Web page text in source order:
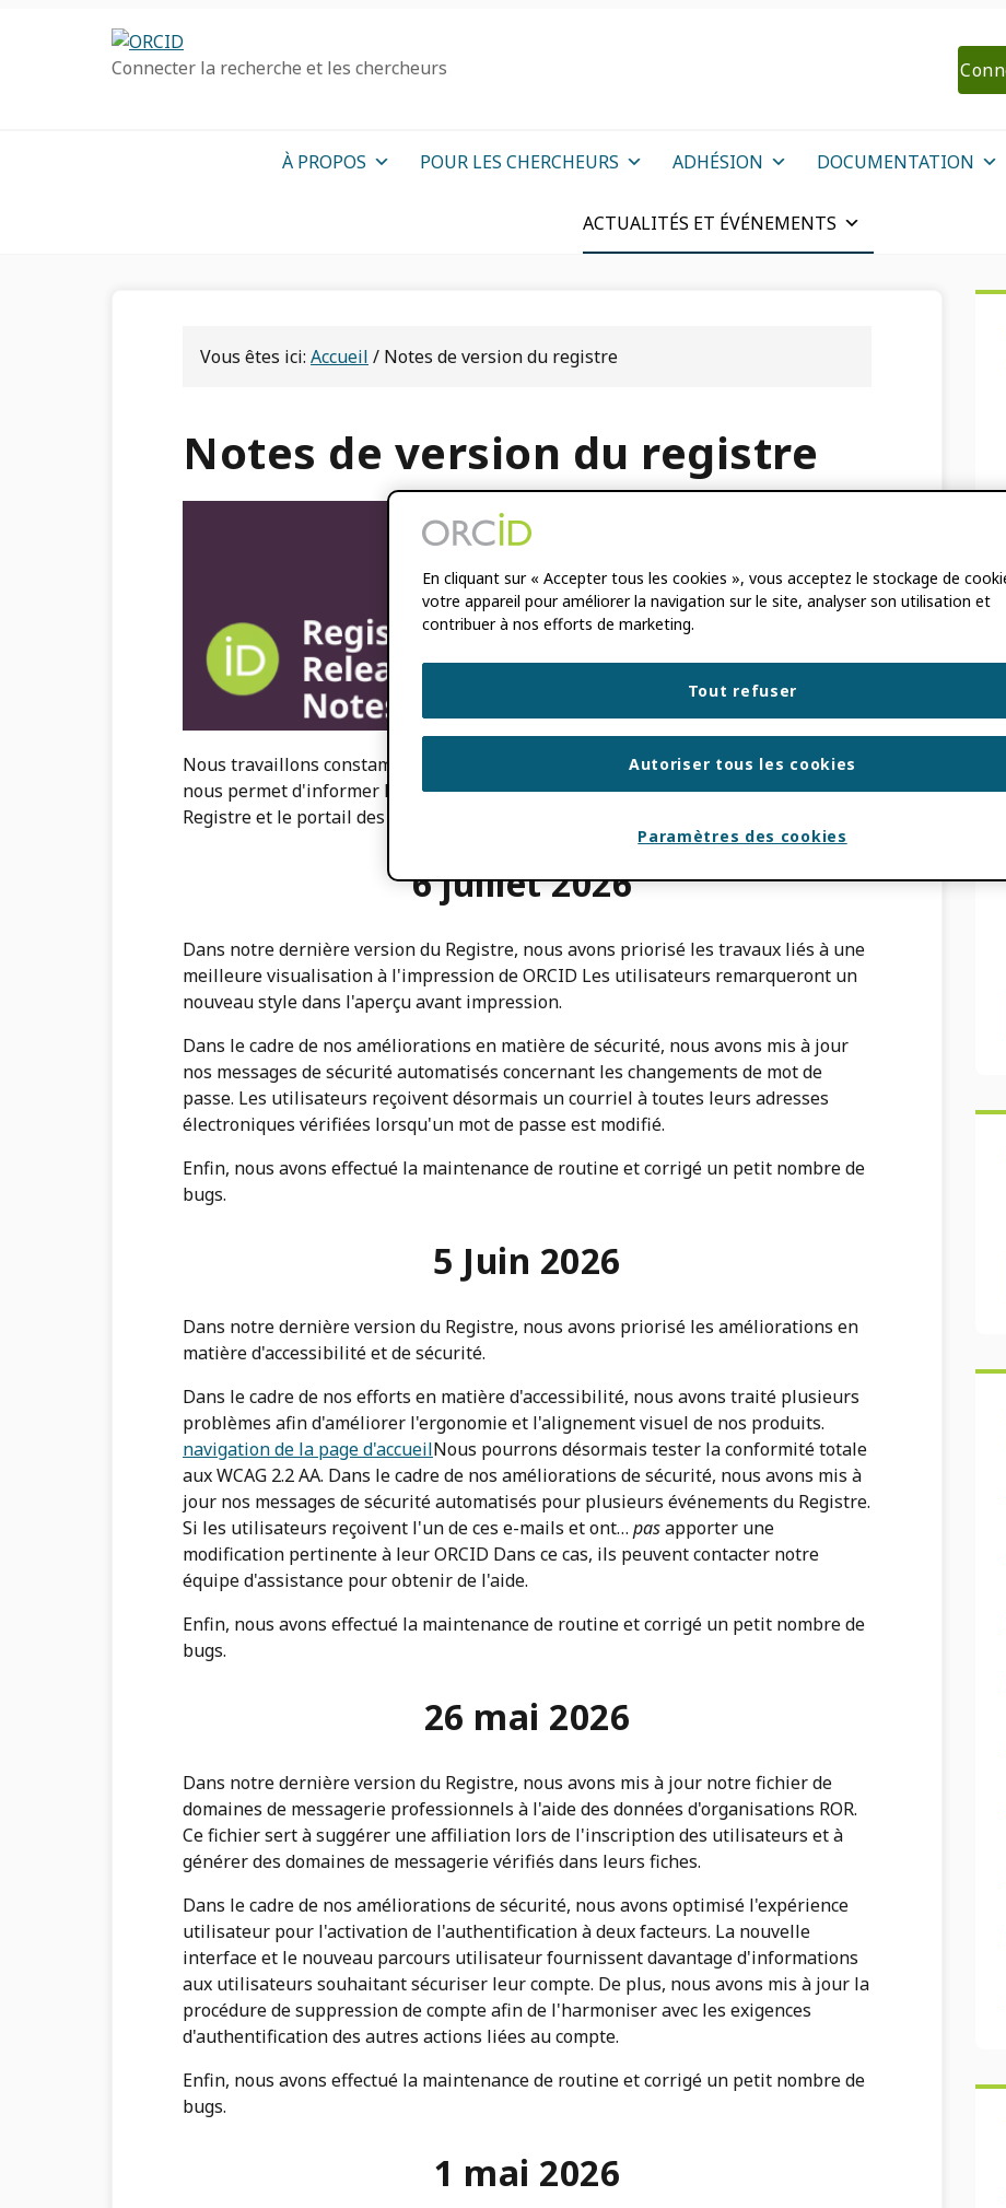
Connecter la recherche et les chercheurs
À PROPOS POUR LES CHERCHEURS ADHÉSION DOCUMENTATION
ACTUALITÉS ET ÉVÉNEMENTS
Vous êtes ici: Accueil / Notes de version du registre
Notes de version du registre
Nous travaillons constamment à améliorer l'expérience utilisateur ! Cette page
nous permet d'informer la communauté des mises à jour apportées à… ORCID
Registre et le portail des membres.
6 juillet 2026
Dans notre dernière version du Registre, nous avons priorisé les travaux liés à une
meilleure visualisation à l'impression de ORCID Les utilisateurs remarqueront un
nouveau style dans l'aperçu avant impression.
Dans le cadre de nos améliorations en matière de sécurité, nous avons mis à jour
nos messages de sécurité automatisés concernant les changements de mot de
passe. Les utilisateurs reçoivent désormais un courriel à toutes leurs adresses
électroniques vérifiées lorsqu'un mot de passe est modifié.
Enfin, nous avons effectué la maintenance de routine et corrigé un petit nombre de
bugs.
5 Juin 2026
Dans notre dernière version du Registre, nous avons priorisé les améliorations en
matière d'accessibilité et de sécurité.
Dans le cadre de nos efforts en matière d'accessibilité, nous avons traité plusieurs
problèmes afin d'améliorer l'ergonomie et l'alignement visuel de nos produits.
navigation de la page d'accueilNous pourrons désormais tester la conformité totale
aux WCAG 2.2 AA. Dans le cadre de nos améliorations de sécurité, nous avons mis à
jour nos messages de sécurité automatisés pour plusieurs événements du Registre.
Si les utilisateurs reçoivent l'un de ces e-mails et ont… pasapporter une
modification pertinente à leur ORCID Dans ce cas, ils peuvent contacter notre
équipe d'assistance pour obtenir de l'aide.
Enfin, nous avons effectué la maintenance de routine et corrigé un petit nombre de
bugs.
26 mai 2026
Dans notre dernière version du Registre, nous avons mis à jour notre fichier de
domaines de messagerie professionnels à l'aide des données d'organisations ROR.
Ce fichier sert à suggérer une affiliation lors de l'inscription des utilisateurs et à
générer des domaines de messagerie vérifiés dans leurs fiches.
Dans le cadre de nos améliorations de sécurité, nous avons optimisé l'expérience
utilisateur pour l'activation de l'authentification à deux facteurs. La nouvelle
interface et le nouveau parcours utilisateur fournissent davantage d'informations
aux utilisateurs souhaitant sécuriser leur compte. De plus, nous avons mis à jour la
procédure de suppression de compte afin de l'harmoniser avec les exigences
d'authentification des autres actions liées au compte.
Enfin, nous avons effectué la maintenance de routine et corrigé un petit nombre de
bugs.
1 mai 2026
En cliquant sur « Accepter tous les cookies », vous acceptez le stockage de
votre appareil pour améliorer la navigation sur le site, analyser son utilisation et
contribuer à nos efforts de marketing.
Tout refuser
Autoriser tous les cookies
Paramètres des cookies